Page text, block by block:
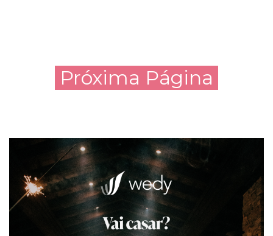
Próxima Página